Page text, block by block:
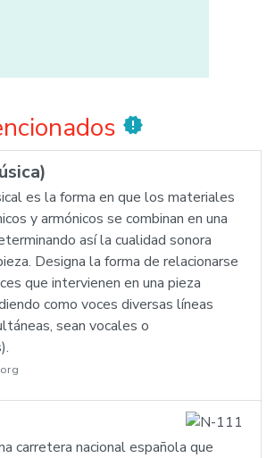
new_releases
es la forma en que los materiales
y armónicos se combinan en una
así la cualidad sonora
Designa la forma de relacionarse
que intervienen en una pieza
como voces diversas líneas
sean vocales o
carretera nacional española que